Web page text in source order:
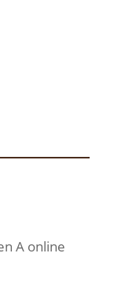
A online